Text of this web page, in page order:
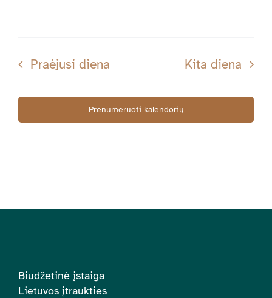
Praėjusi diena Kita diena
Prenumeruoti kalendorių
Biudžetinė įstaiga
Lietuvos įtraukties